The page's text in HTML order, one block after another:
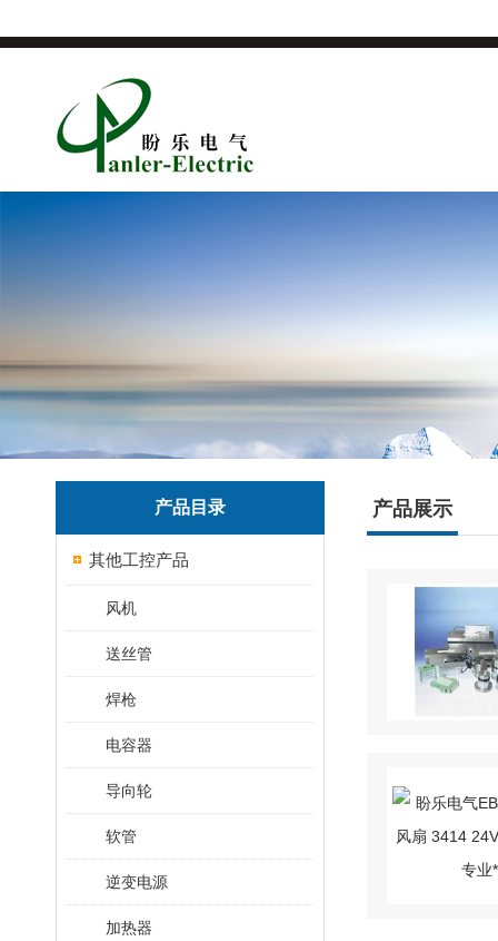
产品目录
其他工控产品
风机
送丝管
焊枪
电容器
导向轮
软管
逆变电源
加热器
产品展示